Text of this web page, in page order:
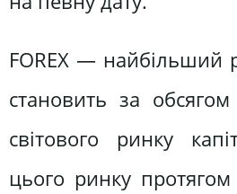
FOREX — найбільший
становить за
світового ринку
цього ринку